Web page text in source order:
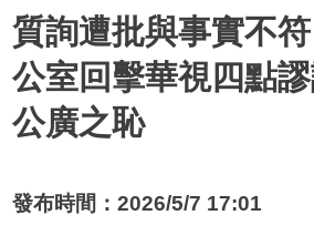
質詢遭批與事實不
公室回擊華視四點
公廣之恥
發布時間：2026/5/7 17:01